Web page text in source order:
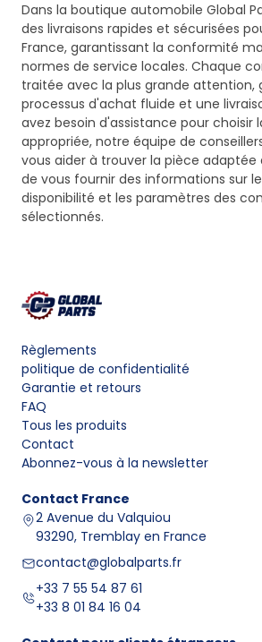
Dans la boutique automobile Global
des livraisons rapides et sécurisées
France, garantissant la conformité
normes de service locales. Chaque
traitée avec la plus grande attention,
processus d'achat fluide et une
avez besoin d'assistance pour choisir
appropriée, notre équipe de
vous aider à trouver la pièce
de vous fournir des informations sur
disponibilité et les paramètres des
sélectionnés.
Règlements
politique de confidentialité
Garantie et retours
FAQ
Tous les produits
Contact
Abonnez-vous à la newsletter
Contact France
2 Avenue du Valquiou
93290, Tremblay en France
contact@globalparts.fr
+33 7 55 54 87 61
+33 8 01 84 16 04